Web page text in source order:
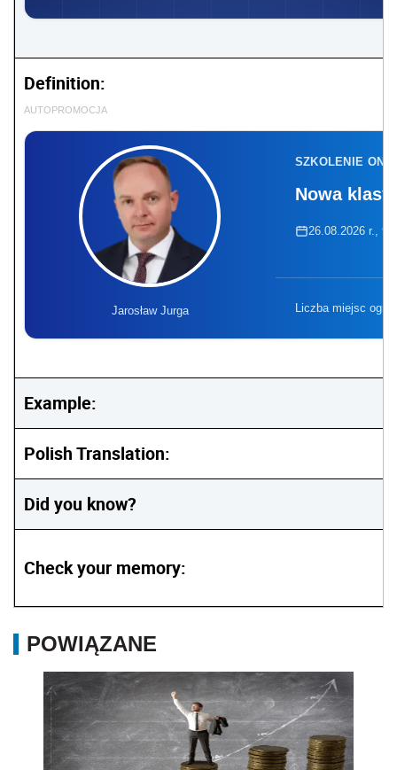
Definition:
AUTOPROMOCJA
Jarosław Jurga
SZKOLENIE
Nowa
26.08.2026 r.,
Liczba miejsc
Example:
Polish Translation:
Did you know?
Check your memory:
POWIĄZANE